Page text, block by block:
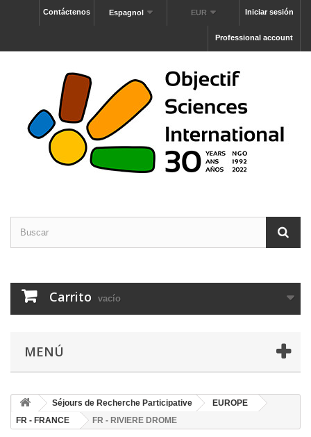
Iniciar sesión
EUR
Espagnol
Contáctenos
Professional account
Carrito vacío
MENÚ
Séjours de Recherche Participative
EUROPE
FR - FRANCE
FR - RIVIERE DROME